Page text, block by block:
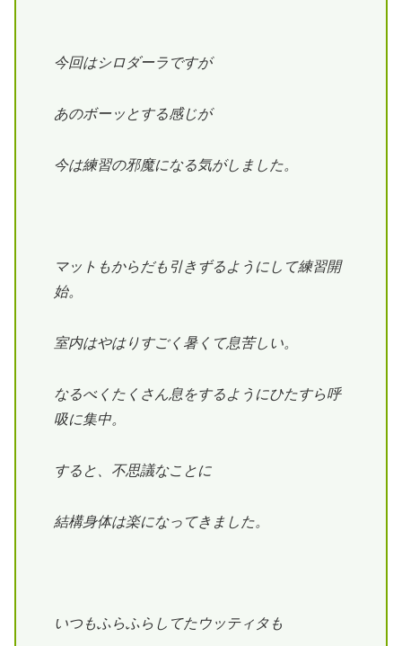
今回はシロダーラですが
あのボーッとする感じが
今は練習の邪魔になる気がしました。
マットもからだも引きずるようにして練習開
始。
室内はやはりすごく暑くて息苦しい。
なるべくたくさん息をするようにひたすら呼
吸に集中。
すると、不思議なことに
結構身体は楽になってきました。
いつもふらふらしてたウッティタも